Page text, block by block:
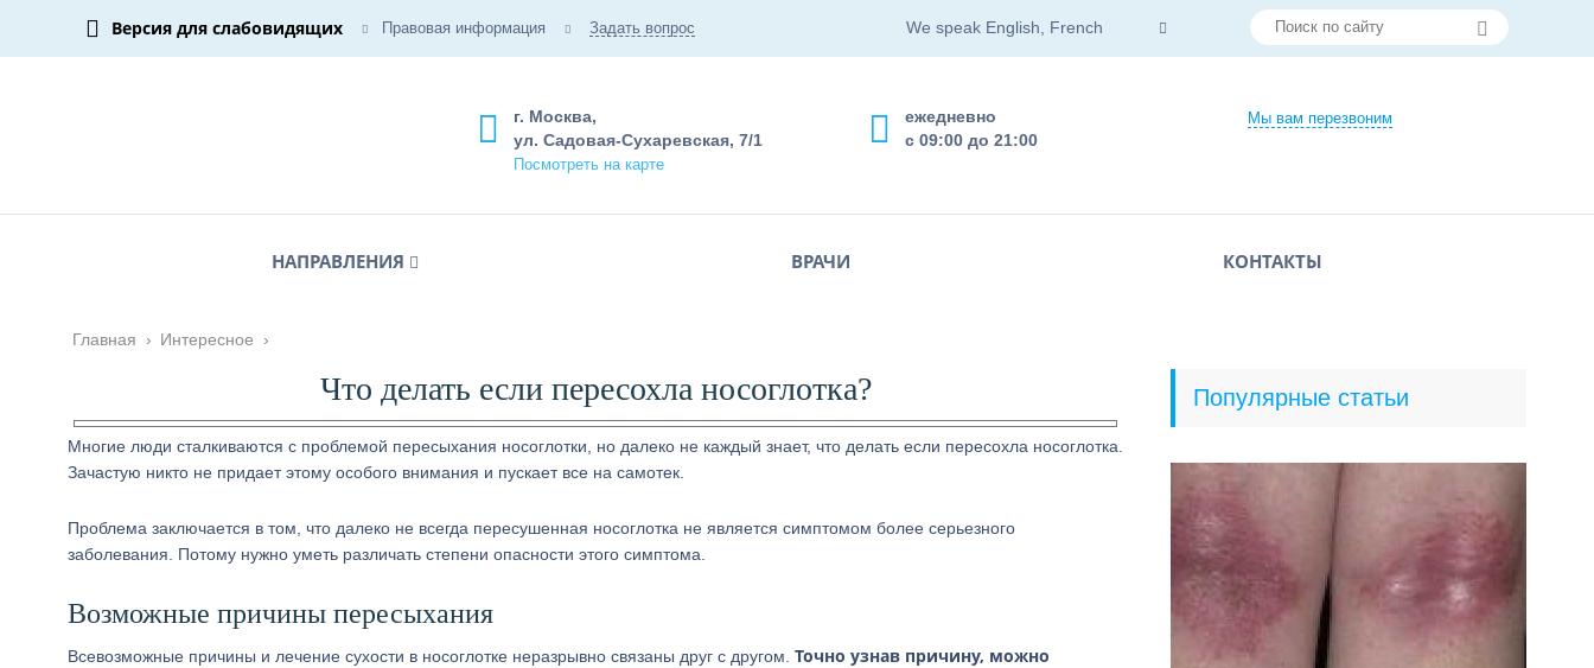
Версия для слабовидящих Правовая информация Задать вопрос We speak English, French
Мы вам перезвоним
ежедневно
с 09:00 до 21:00
г. Москва,
ул. Садовая-Сухаревская, 7/1
Посмотреть на карте
НАПРАВЛЕНИЯ ВРАЧИ КОНТАКТЫ
Главная › Интересное ›
Что делать если пересохла носоглотка?
Многие люди сталкиваются с проблемой пересыхания носоглотки, но далеко не каждый знает, что делать если пересохла носоглотка.
Зачастую никто не придает этому особого внимания и пускает все на самотек.
Проблема заключается в том, что далеко не всегда пересушенная носоглотка не является симптомом более серьезного
заболевания. Потому нужно уметь различать степени опасности этого симптома.
Возможные причины пересыхания
Всевозможные причины и лечение сухости в носоглотке неразрывно связаны друг с другом. Точно узнав причину, можно
Популярные статьи